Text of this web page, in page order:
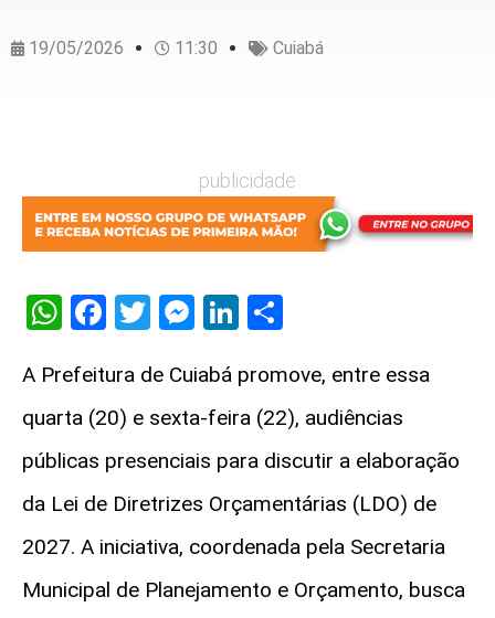
19/05/2026 11:30 Cuiabá
publicidade
WhatsApp
Facebook
Twitter
Messenger
LinkedIn
A Prefeitura de Cuiabá promove, entre essa
quarta (20) e sexta-feira (22), audiências
públicas presenciais para discutir a elaboração
da Lei de Diretrizes Orçamentárias (LDO) de
2027. A iniciativa, coordenada pela Secretaria
Municipal de Planejamento e Orçamento, busca